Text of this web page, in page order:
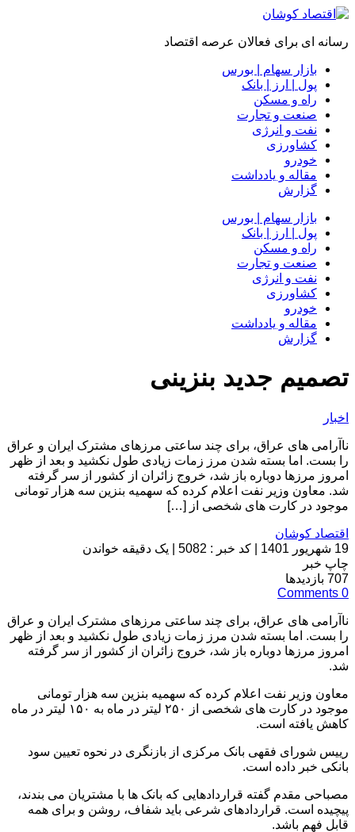
رسانه ای برای فعالان عرصه اقتصاد
بازار سهام | بورس
پول | ارز | بانک
راه و مسکن
صنعت و تجارت
نفت و انرژی
کشاورزی
خودرو
مقاله و یادداشت
گزارش
بازار سهام | بورس
پول | ارز | بانک
راه و مسکن
صنعت و تجارت
نفت و انرژی
کشاورزی
خودرو
مقاله و یادداشت
گزارش
تصمیم جدید بنزینی
اخبار
ناآرامی های عراق، برای چند ساعتی مرزهای مشترک ایران و عراق
را بست. اما بسته شدن مرز زمات زیادی طول نکشید و بعد از ظهر
امروز مرزها دوباره باز شد، خروج زائران از کشور از سر گرفته
شد. معاون وزیر نفت اعلام کرده که سهمیه بنزین سه هزار تومانی
موجود در کارت های شخصی از […]
اقتصاد کوشان
19 شهریور 1401
کد خبر : 5082
یک دقیقه خواندن
چاپ خبر
707 بازدیدها
0
Comments
ناآرامی های عراق، برای چند ساعتی مرزهای مشترک ایران و عراق
را بست. اما بسته شدن مرز زمات زیادی طول نکشید و بعد از ظهر
امروز مرزها دوباره باز شد، خروج زائران از کشور از سر گرفته
شد.
معاون وزیر نفت اعلام کرده که سهمیه بنزین سه هزار تومانی
موجود در کارت های شخصی از ۲۵۰ لیتر در ماه به ۱۵۰ لیتر در ماه
کاهش یافته است.
رییس شورای فقهی بانک مرکزی از بازنگری در نحوه تعیین سود
بانکی خبر داده است.
مصباحی مقدم گفته قراردادهایی که بانک ها با مشتریان می بندند،
پیچیده است. قراردادهای شرعی باید شفاف، روشن و برای همه
قابل فهم باشد.